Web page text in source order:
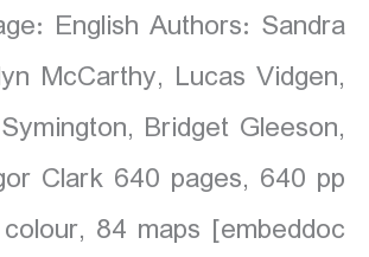
English Authors: Sandra
McCarthy, Lucas Vidgen,
Bridget Gleeson,
Clark 640 pages, 640 pp
colour, 84 maps [embeddoc